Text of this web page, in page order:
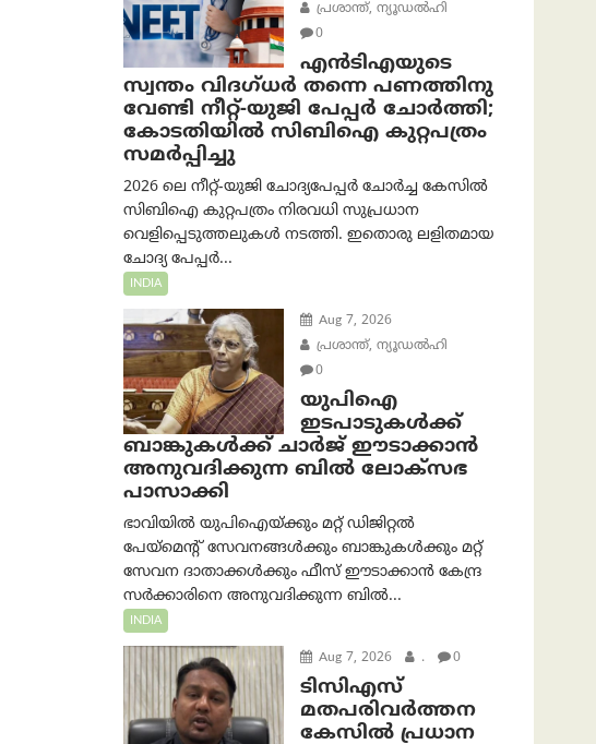
പ്രശാന്ത്, ന്യൂഡല്‍ഹി
0
എൻ‌ടി‌എയുടെ
സ്വന്തം വിദഗ്ധർ തന്നെ പണത്തിനു
വേണ്ടി നീറ്റ്-യു‌ജി പേപ്പർ ചോർത്തി;
കോടതിയില്‍ സിബിഐ കുറ്റപത്രം
സമര്‍പ്പിച്ചു
2026 ലെ നീറ്റ്-യുജി ചോദ്യപേപ്പർ ചോർച്ച കേസിൽ
സിബിഐ കുറ്റപത്രം നിരവധി സുപ്രധാന
വെളിപ്പെടുത്തലുകൾ നടത്തി. ഇതൊരു ലളിതമായ
ചോദ്യ പേപ്പർ...
INDIA
Aug 7, 2026
പ്രശാന്ത്, ന്യൂഡല്‍ഹി
0
യുപിഐ
ഇടപാടുകൾക്ക്
ബാങ്കുകൾക്ക് ചാർജ് ഈടാക്കാൻ
അനുവദിക്കുന്ന ബിൽ ലോക്‌സഭ
പാസാക്കി
ഭാവിയിൽ യുപിഐയ്ക്കും മറ്റ് ഡിജിറ്റൽ
പേയ്‌മെന്റ് സേവനങ്ങൾക്കും ബാങ്കുകൾക്കും മറ്റ്
സേവന ദാതാക്കൾക്കും ഫീസ് ഈടാക്കാൻ കേന്ദ്ര
സർക്കാരിനെ അനുവദിക്കുന്ന ബിൽ...
INDIA
Aug 7, 2026 . 0
ടിസിഎസ്
മതപരിവർത്തന
കേസിൽ പ്രധാന